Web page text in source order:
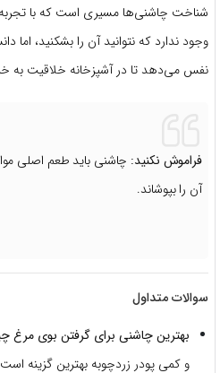
شناخت چاشنی‌ها مسیری است که با
وجود ندارد که نتوانید آن را بشکنید، اما
نفس می‌دهد تا در آشپزخانه خلاقیت به
فراموش نکنید: چاشنی باید طعم اصلی
آن را بپوشاند.
سوالات متداول
بهترین چاشنی برای گرفتن بوی
و کمی پودر زردچوبه بهترین گزینه